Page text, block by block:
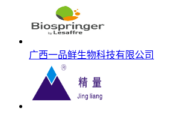
广西一品鲜生物科技有限公司